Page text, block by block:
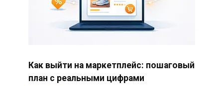
Как выйти на маркетплейс: пошаговый
план с реальными цифрами